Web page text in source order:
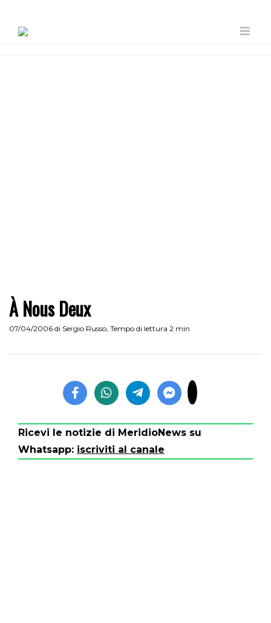
À Nous Deux
07/04/2006 di Sergio Russo, Tempo di lettura 2 min
Ricevi le notizie di MeridioNews su
Whatsapp: iscriviti al canale